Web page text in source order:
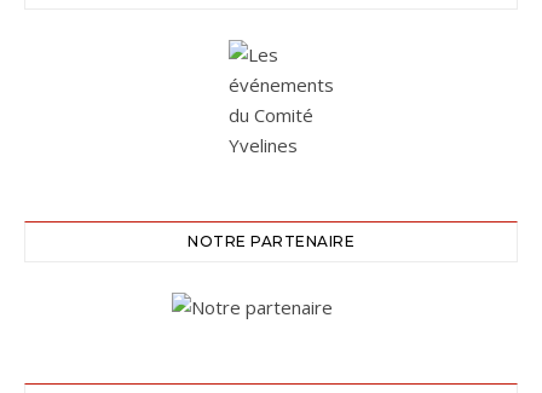
NOTRE PARTENAIRE